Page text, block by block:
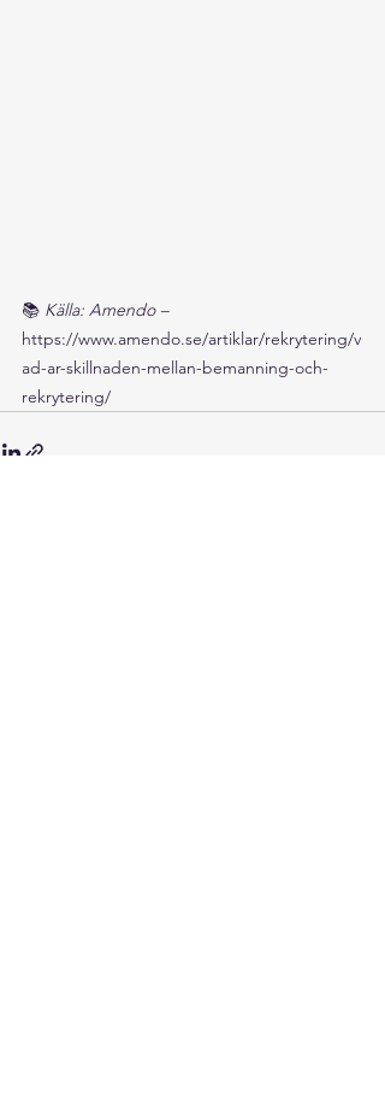
📚 Källa: Amendo –
https://www.amendo.se/artiklar/rekrytering/v
ad-ar-skillnaden-mellan-bemanning-och-
rekrytering/